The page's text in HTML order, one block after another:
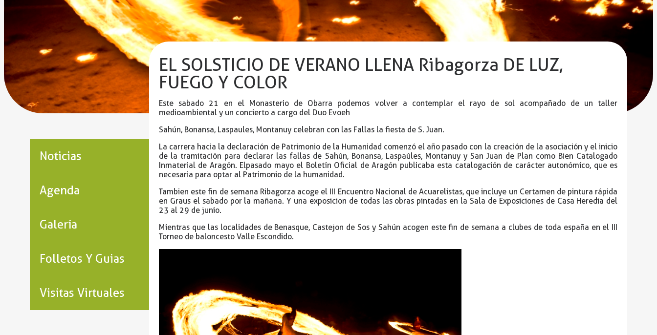
Noticias
Agenda
Galería
Folletos Y Guias
Visitas Virtuales
EL SOLSTICIO DE VERANO LLENA Ribagorza DE LUZ,
FUEGO Y COLOR
Este sabado 21 en el Monasterio de Obarra podemos volver a contemplar el rayo de sol acompañado de un taller
medioambiental y un concierto a cargo del Duo Evoeh
Sahún, Bonansa, Laspaules, Montanuy celebran con las Fallas la fiesta de S. Juan.
La carrera hacia la declaración de Patrimonio de la Humanidad comenzó el año pasado con la creación de la asociación y el inicio
de la tramitación para declarar las fallas de Sahún, Bonansa, Laspaúles, Montanuy y San Juan de Plan como Bien Catalogado
Inmaterial de Aragón. Elpasado mayo el Boletín Oficial de Aragón publicaba esta catalogación de carácter autonómico, que es
necesaria para optar al Patrimonio de la humanidad.
Tambien este fin de semana Ribagorza acoge el III Encuentro Nacional de Acuarelistas, que incluye un Certamen de pintura rápida
en Graus el sabado por la mañana. Y una exposicion de todas las obras pintadas en la Sala de Exposiciones de Casa Heredia del
23 al 29 de junio.
Mientras que las localidades de Benasque, Castejon de Sos y Sahún acogen este fin de semana a clubes de toda españa en el III
Torneo de baloncesto Valle Escondido.